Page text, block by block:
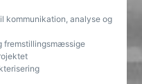
kommunikation, analyse og
fremstillingsmæssige